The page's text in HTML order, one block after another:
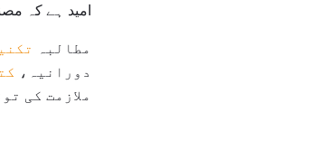
امید ہے کہ مصنفین اور ایڈیٹرز کے روزگار
مطالبہ
دورانیہ،
ملازمت کی